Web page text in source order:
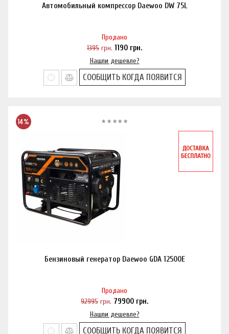
Автомобильный компрессор Daewoo DW 75L
Продано
1395 грн. 1190 грн.
Нашли дешевле?
СООБЩИТЬ КОГДА ПОЯВИТСЯ
14%
Бензиновый генератор Daewoo GDA 12500E
Продано
92995 грн. 79900 грн.
Нашли дешевле?
СООБЩИТЬ КОГДА ПОЯВИТСЯ